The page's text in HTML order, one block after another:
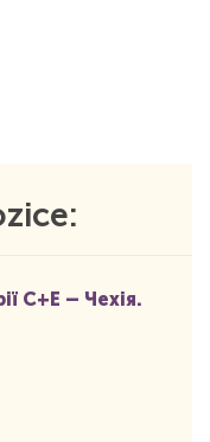
С+Е – Чехія.